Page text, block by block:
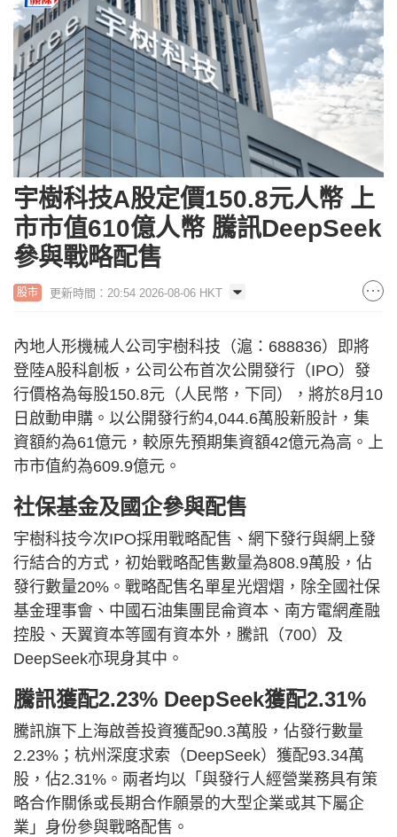
宇樹科技A股定價150.8元人幣 上
市市值610億人幣 騰訊DeepSeek
參與戰略配售
股市 更新時間：20:54 2026-08-06 HKT
內地人形機械人公司宇樹科技（滬：688836）即將
登陸A股科創板，公司公布首次公開發行（IPO）發
行價格為每股150.8元（人民幣，下同），將於8月10
日啟動申購。以公開發行約4,044.6萬股新股計，集
資額約為61億元，較原先預期集資額42億元為高。上
市市值約為609.9億元。
社保基金及國企參與配售
宇樹科技今次IPO採用戰略配售、網下發行與網上發
行結合的方式，初始戰略配售數量為808.9萬股，佔
發行數量20%。戰略配售名單星光熠熠，除全國社保
基金理事會、中國石油集團昆侖資本、南方電網產融
控股、天翼資本等國有資本外，騰訊（700）及
DeepSeek亦現身其中。
騰訊獲配2.23% DeepSeek獲配2.31%
騰訊旗下上海啟善投資獲配90.3萬股，佔發行數量
2.23%；杭州深度求索（DeepSeek）獲配93.34萬
股，佔2.31%。兩者均以「與發行人經營業務具有策
略合作關係或長期合作願景的大型企業或其下屬企
業」身份參與戰略配售。